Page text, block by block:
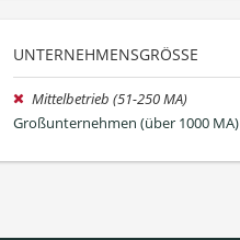
UNTERNEHMENSGRÖSSE
Mittelbetrieb (51-250 MA)
Großunternehmen (über 1000 MA)